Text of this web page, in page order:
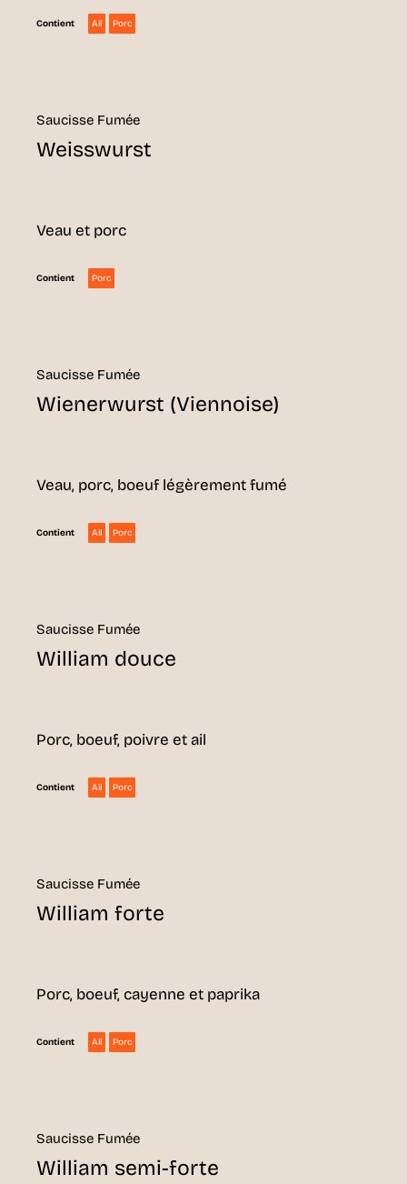
Contient Ail Porc
Saucisse Fumée
Weisswurst
Veau et porc
Contient Porc
Saucisse Fumée
Wienerwurst (Viennoise)
Veau, porc, boeuf légèrement fumé
Contient Ail Porc
Saucisse Fumée
William douce
Porc, boeuf, poivre et ail
Contient Ail Porc
Saucisse Fumée
William forte
Porc, boeuf, cayenne et paprika
Contient Ail Porc
Saucisse Fumée
William semi-forte